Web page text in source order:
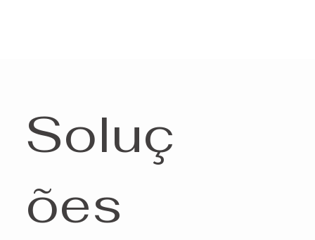
Soluç
ões